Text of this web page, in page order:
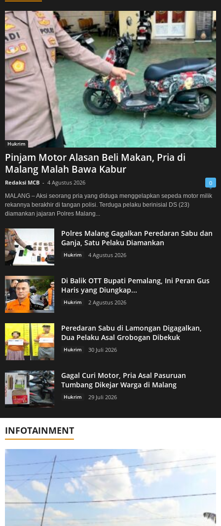
Hukrim
Pinjam Motor Alasan Beli Makan, Pria di
Malang Malah Bawa Kabur
Redaksi MCB - 4 Agustus 2026 0
MALANG – Aksi seorang pria yang diduga menggelapkan sepeda motor milik
rekannya berakhir di tangan polisi. Terduga pelaku berinisial DS (23)
diamankan jajaran Polres Malang...
Polres Malang Gagalkan Peredaran Sabu dan
Ganja, Satu Pelaku Diamankan
Hukrim 4 Agustus 2026
Di Balik OTT Bupati Pemalang, Ini Peran Gus
Haris yang Diungkap...
Hukrim 2 Agustus 2026
Peredaran Sabu di Lamongan Digagalkan,
Dua Pelaku Asal Grobogan Dibekuk
Hukrim 30 Juli 2026
Gagal Curi Motor, Pria Asal Pasuruan
Tumbang Dikejar Warga di Malang
Hukrim 29 Juli 2026
INFOTAINMENT